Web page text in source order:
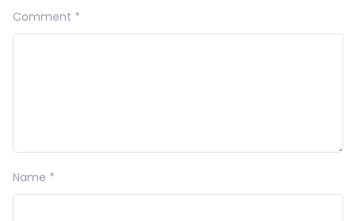
Comment *
Name *